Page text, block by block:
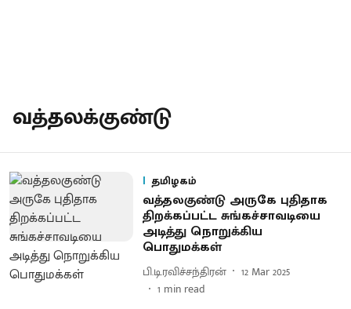
வத்தலக்குண்டு
தமிழகம்
வத்தலகுண்டு அருகே புதிதாக
திறக்கப்பட்ட சுங்கச்சாவடியை
அடித்து நொறுக்கிய
பொதுமக்கள்
பி.டி.ரவிச்சந்திரன்
12 Mar 2025
1 min read